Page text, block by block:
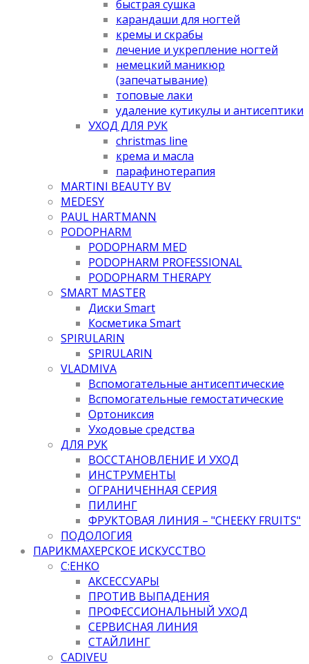
быстрая сушка
карандаши для ногтей
кремы и скрабы
лечение и укрепление ногтей
немецкий маникюр
(запечатывание)
топовые лаки
удаление кутикулы и антисептики
УХОД ДЛЯ РУК
christmas line
крема и масла
парафинотерапия
MARTINI BEAUTY BV
MEDESY
PAUL HARTMANN
PODOPHARM
PODOPHARM MED
PODOPHARM PROFESSIONAL
PODOPHARM THERAPY
SMART MASTER
Диски Smart
Косметика Smart
SPIRULARIN
SPIRULARIN
VLADMIVA
Вспомогательные антисептические
Вспомогательные гемостатические
Ортониксия
Уходовые средства
ДЛЯ РУК
ВОССТАНОВЛЕНИЕ И УХОД
ИНСТРУМЕНТЫ
ОГРАНИЧЕННАЯ СЕРИЯ
ПИЛИНГ
ФРУКТОВАЯ ЛИНИЯ – "CHEEKY FRUITS"
ПОДОЛОГИЯ
ПАРИКМАХЕРСКОЕ ИСКУССТВО
C:EHKO
АКСЕССУАРЫ
ПРОТИВ ВЫПАДЕНИЯ
ПРОФЕССИОНАЛЬНЫЙ УХОД
СЕРВИСНАЯ ЛИНИЯ
СТАЙЛИНГ
CADIVEU